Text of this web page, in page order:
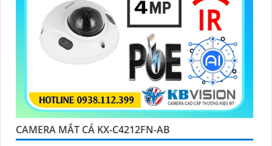
CAMERA MẮT CÁ KX-C4212FN-AB